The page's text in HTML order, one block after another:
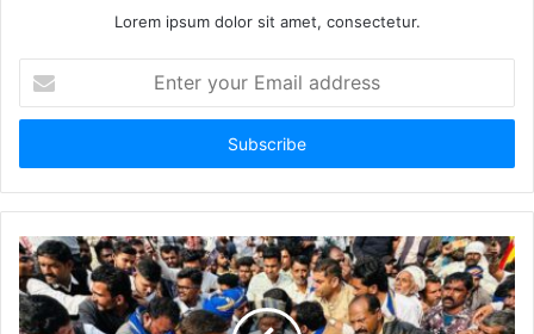
Lorem ipsum dolor sit amet, consectetur.
your
Email